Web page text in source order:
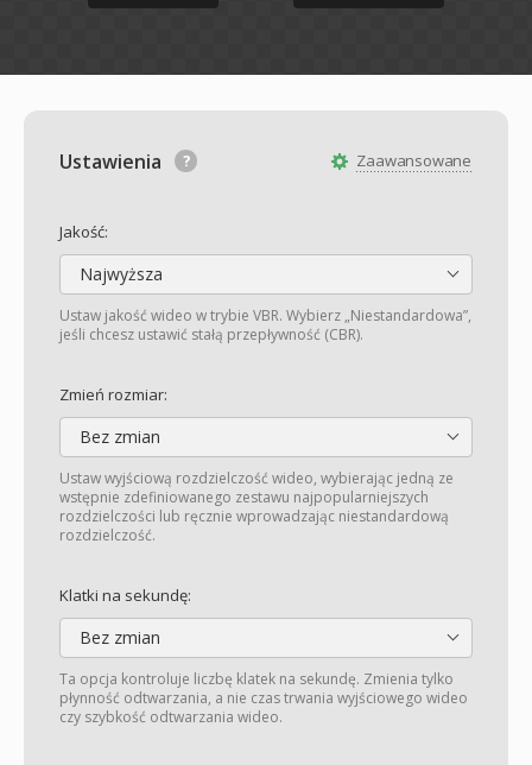
Zaawansowane
Ustawienia
Jakość:
Najwyższa
Ustaw jakość wideo w trybie VBR. Wybierz „Niestandardowa”,
jeśli chcesz ustawić stałą przepływność (CBR).
Zmień rozmiar:
Bez zmian
Ustaw wyjściową rozdzielczość wideo, wybierając jedną ze
wstępnie zdefiniowanego zestawu najpopularniejszych
rozdzielczości lub ręcznie wprowadzając niestandardową
rozdzielczość.
Klatki na sekundę:
Bez zmian
Ta opcja kontroluje liczbę klatek na sekundę. Zmienia tylko
płynność odtwarzania, a nie czas trwania wyjściowego wideo
czy szybkość odtwarzania wideo.